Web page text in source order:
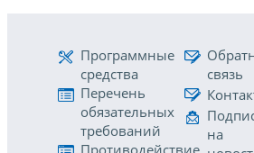
Программные
средства
Перечень
обязательных
требований
Противодействие
связь
на